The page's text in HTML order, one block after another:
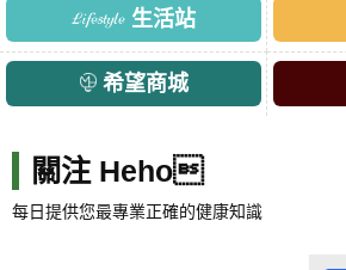
生活站
希望商城
關注 Heho
每日提供您最專業正確的健康知識